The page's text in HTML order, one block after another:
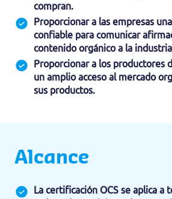
compran.
Proporcionar a las empresas
confiable para comunicar
contenido orgánico a la
Proporcionar a los productores
un amplio acceso al mercado
sus productos.
Alcance
La certificación OCS se aplica a